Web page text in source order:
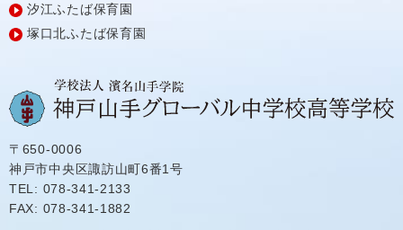
汐江ふたば保育園
塚口北ふたば保育園
〒650-0006
神戸市中央区諏訪山町6番1号
TEL: 078-341-2133
FAX: 078-341-1882